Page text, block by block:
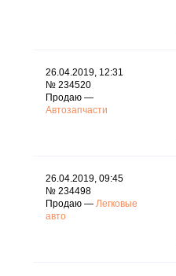
26.04.2019, 12:31
№ 234520
Продаю —
Автозапчасти
26.04.2019, 09:45
№ 234498
Продаю — Легковые
авто